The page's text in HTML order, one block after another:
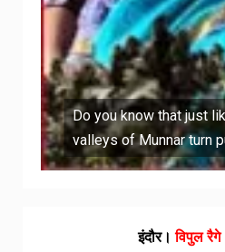
Do you know that just
valleys of Munnar turn
इंदौर।विपुल रैगे